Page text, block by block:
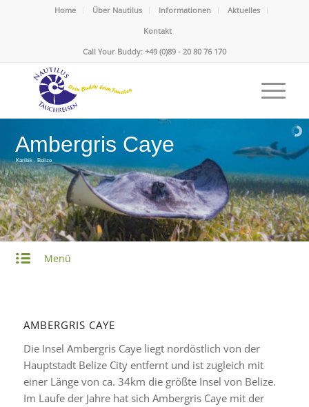
Home Über Nautilus Informationen
Aktuelles
Kontakt
Call Your Buddy: +49 (0)89 - 20 80 76 170
Ambergris Caye
Karibik - Belize
Menü
AMBERGRIS CAYE
Die Insel Ambergris Caye liegt nordöstlich von der
Hauptstadt Belize City entfernt und ist zugleich mit
einer Länge von ca. 34km die größte Insel von Belize.
Im Laufe der Jahre hat sich Ambergris Caye mit der